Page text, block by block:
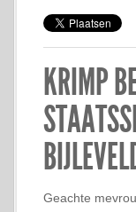
KRIMP
Geachte